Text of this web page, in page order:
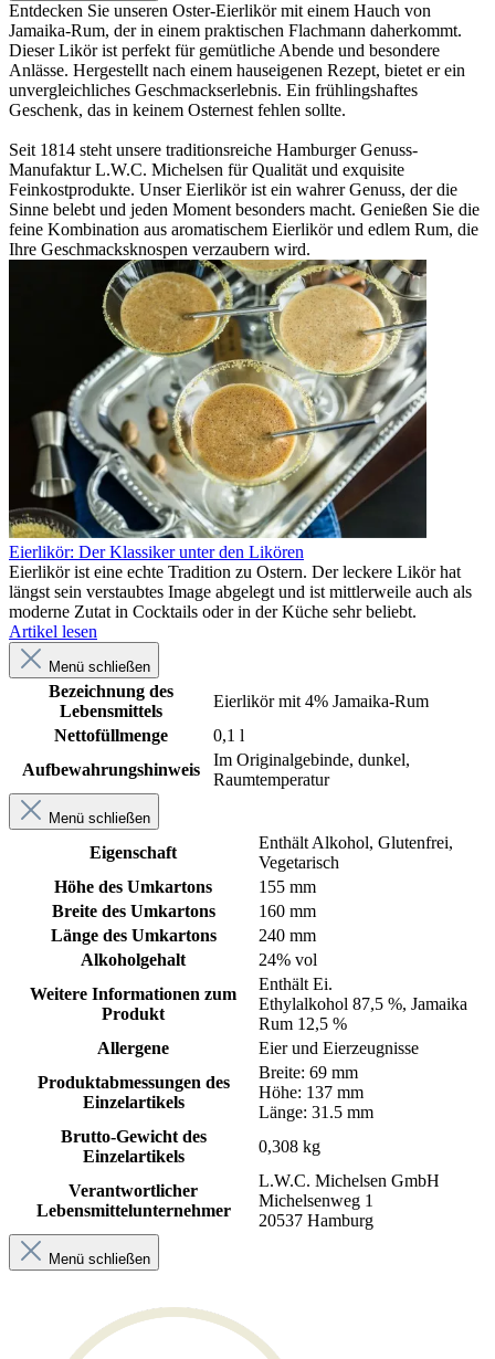
Entdecken Sie unseren Oster-Eierlikör mit einem Hauch von
Jamaika-Rum, der in einem praktischen Flachmann daherkommt.
Dieser Likör ist perfekt für gemütliche Abende und besondere
Anlässe. Hergestellt nach einem hauseigenen Rezept, bietet er ein
unvergleichliches Geschmackserlebnis. Ein frühlingshaftes
Geschenk, das in keinem Osternest fehlen sollte.
Seit 1814 steht unsere traditionsreiche Hamburger Genuss-
Manufaktur L.W.C. Michelsen für Qualität und exquisite
Feinkostprodukte. Unser Eierlikör ist ein wahrer Genuss, der die
Sinne belebt und jeden Moment besonders macht. Genießen Sie die
feine Kombination aus aromatischem Eierlikör und edlem Rum, die
Ihre Geschmacksknospen verzaubern wird.
Eierlikör: Der Klassiker unter den Likören
Eierlikör ist eine echte Tradition zu Ostern. Der leckere Likör hat
längst sein verstaubtes Image abgelegt und ist mittlerweile auch als
moderne Zutat in Cocktails oder in der Küche sehr beliebt.
Artikel lesen
Menü schließen
Bezeichnung des
Lebensmittels
Eierlikör mit 4% Jamaika-Rum
Nettofüllmenge
0,1 l
Aufbewahrungshinweis
Im Originalgebinde, dunkel,
Raumtemperatur
Menü schließen
Eigenschaft
Enthält Alkohol, Glutenfrei,
Vegetarisch
Höhe des Umkartons
155 mm
Breite des Umkartons
160 mm
Länge des Umkartons
240 mm
Alkoholgehalt
24% vol
Weitere Informationen zum
Produkt
Enthält Ei.
Ethylalkohol 87,5 %, Jamaika
Rum 12,5 %
Allergene
Eier und Eierzeugnisse
Produktabmessungen des
Einzelartikels
Breite: 69 mm
Höhe: 137 mm
Länge: 31.5 mm
Brutto-Gewicht des
Einzelartikels
0,308 kg
Verantwortlicher
Lebensmittelunternehmer
L.W.C. Michelsen GmbH
Michelsenweg 1
20537 Hamburg
Menü schließen